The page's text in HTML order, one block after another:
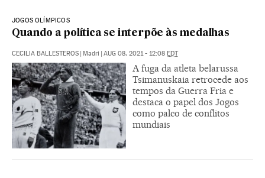
JOGOS OLÍMPICOS
Quando a política se interpõe às medalhas
CECILIA BALLESTEROS Madri AUG 08, 2021 - 12:08 EDT
A fuga da atleta belarussa
Tsimanuskaia retrocede aos
tempos da Guerra Fria e
destaca o papel dos Jogos
como palco de conflitos
mundiais